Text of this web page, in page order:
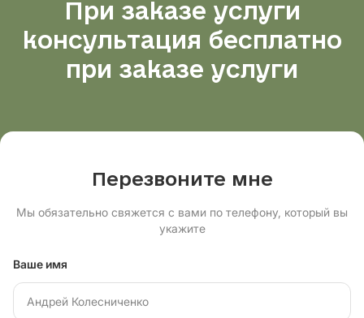
При заказе услуги
консультация бесплатно
при заказе услуги
Перезвоните мне
Мы обязательно свяжется с вами по телефону, который вы
укажите
Ваше имя